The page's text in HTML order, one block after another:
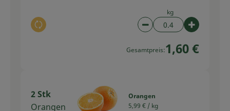
Auswahl ändern
kg
Artikelanzahl
Gesamtpreis:1,60 €
2 Stk
Orangen
Orangen
5,99 € / kg